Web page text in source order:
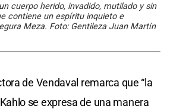
cuerpo herido, invadido, mutilado y sin
contiene un espíritu inquieto e
Meza. Foto: Gentileza Juan Martín
de Vendaval remarca que “la
se expresa de una manera